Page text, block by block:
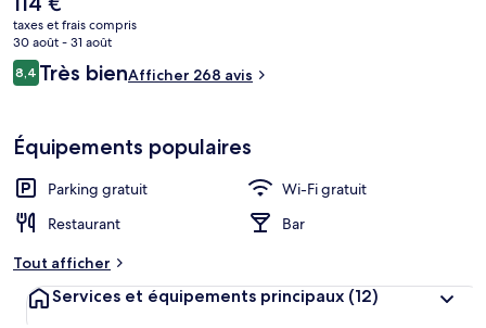
prix
actuel
est
de
taxes et frais compris
30 août - 31 août
Avis
voyageurs
8,48,4 sur 10
Très bienAfficher 268 avis
Équipements populaires
Parking gratuit
Wi-Fi gratuit
Restaurant
Bar
Tout afficher
Services et équipements principaux (12)